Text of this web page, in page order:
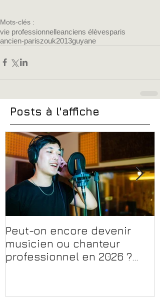
Mots-clés :
vie professionnelleanciens élèvesparis
ancien-pariszouk2013guyane
Posts à l'affiche
Peut-on encore devenir
musicien ou chanteur
professionnel en 2026 ?